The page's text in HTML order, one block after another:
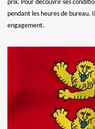
prix. Pour découvrir ses
pendant les heures de bureau.
engagement.